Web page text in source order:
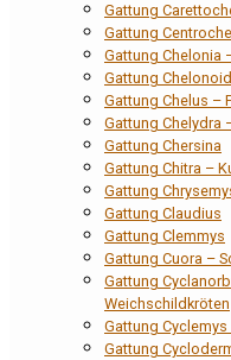
Gattung
Gattung
Gattung Chelonia
Gattung
Gattung Chelus –
Gattung Chelydra
Gattung Chersina
Gattung Chitra –
Gattung
Gattung Claudius
Gattung Clemmys
Gattung Cuora –
Gattung
Weichschildkröten
Gattung
Gattung